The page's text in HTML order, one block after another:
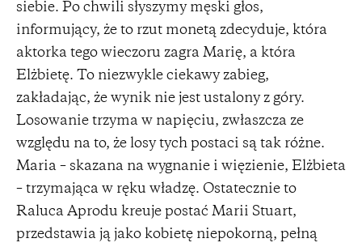
siebie. Po chwili słyszymy męski głos,
informujący, że to rzut monetą zdecyduje, która
aktorka tego wieczoru zagra Marię, a która
Elżbietę. To niezwykle ciekawy zabieg,
zakładając, że wynik nie jest ustalony z góry.
Losowanie trzyma w napięciu, zwłaszcza ze
względu na to, że losy tych postaci są tak różne.
Maria – skazana na wygnanie i więzienie, Elżbieta
– trzymająca w ręku władzę. Ostatecznie to
Raluca Aprodu kreuje postać Marii Stuart,
przedstawia ją jako kobietę niepokorną, pełną